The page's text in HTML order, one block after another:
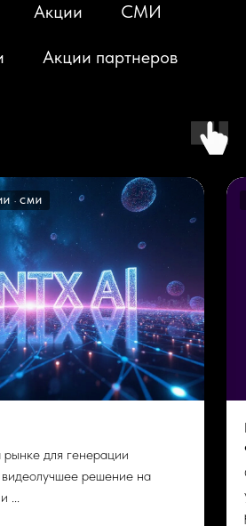
Акции СМИ
Акции партнеров
СМИ
для генерации
видеолучшее решение на
...